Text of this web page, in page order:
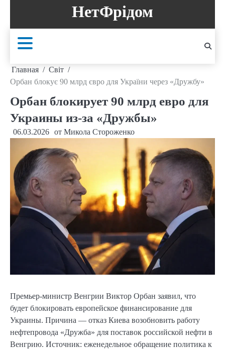
содержанию
НетФрідом
Главная
Світ
Орбан блокує 90 млрд євро для України через «Дружбу»
Орбан блокирует 90 млрд евро для
Украины из-за «Дружбы»
06.03.2026 от Микола Стороженко
Премьер-министр Венгрии Виктор Орбан заявил, что
будет блокировать европейское финансирование для
Украины. Причина — отказ Киева возобновить работу
нефтепровода «Дружба» для поставок российской нефти в
Венгрию. Источник: еженедельное обращение политика к